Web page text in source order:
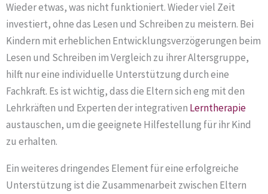
Wieder etwas, was nicht funktioniert. Wieder viel Zeit
investiert, ohne das Lesen und Schreiben zu meistern. Bei
Kindern mit erheblichen Entwicklungsverzögerungen beim
Lesen und Schreiben im Vergleich zu ihrer Altersgruppe,
hilft nur eine individuelle Unterstützung durch eine
Fachkraft. Es ist wichtig, dass die Eltern sich eng mit den
Lehrkräften und Experten der integrativen Lerntherapie
austauschen, um die geeignete Hilfestellung für ihr Kind
zu erhalten.
Ein weiteres dringendes Element für eine erfolgreiche
Unterstützung ist die Zusammenarbeit zwischen Eltern